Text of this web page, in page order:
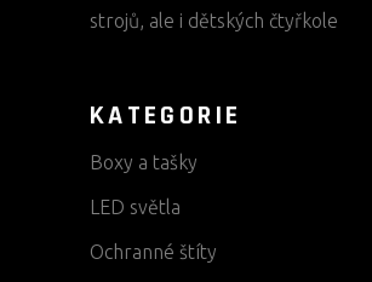
strojů, ale i dětských čtyřkole
KATEGORIE
Boxy a tašky
LED světla
Ochranné štíty